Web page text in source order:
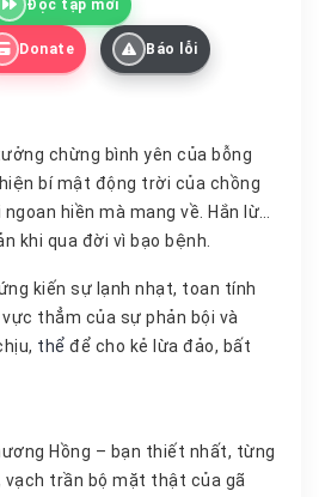
Đọc tập mới
Donate Báo lỗi
chừng bình yên của bỗng
mà mang về. Hắn lừa
dối , chiếm đoạt tài sản khi qua đời vì bạo bệnh.
chịu, thể để cho kẻ lừa đảo, bất
bạn thiết nhất, từng
trần bộ mặt thật của gã